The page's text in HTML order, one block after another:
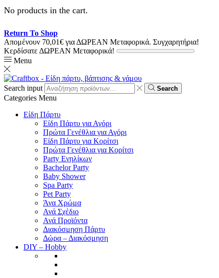
No products in the cart.
Return To Shop
Απομένουν 70,01€ για ΔΩΡΕΑΝ Μεταφορικά. Συγχαρητήρια!
Κερδίσατε ΔΩΡΕΑΝ Μεταφορικά!
Menu
Search input Search
Categories Menu
Είδη Πάρτυ
Είδη Πάρτυ για Αγόρι
Πρώτα Γενέθλια για Αγόρι
Είδη Πάρτυ για Κορίτσι
Πρώτα Γενέθλια για Κορίτσι
Party Ενηλίκων
Bachelor Party
Baby Shower
Spa Party
Pet Party
Άνα Χρώμα
Ανά Σχέδιο
Ανά Προϊόντα
Διακόσμηση Πάρτυ
Δώρα – Διακόσμηση
DIY – Hobby